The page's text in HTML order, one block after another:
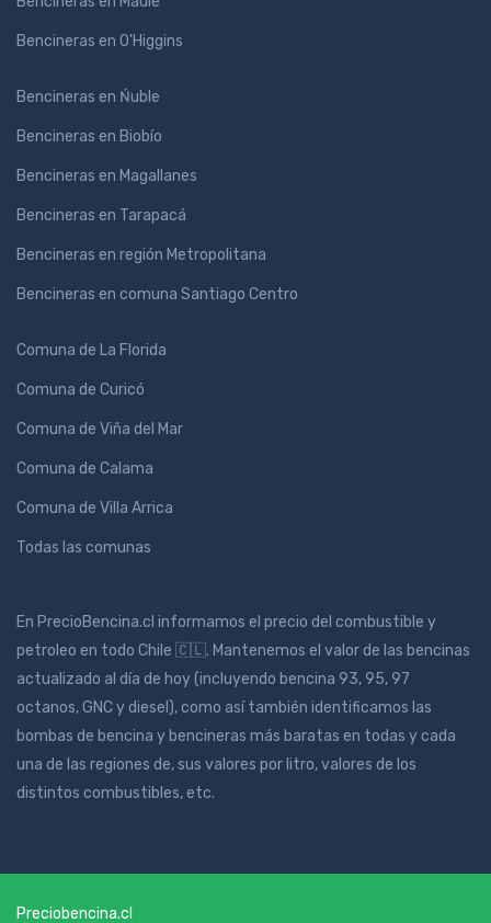
Bencineras en O'Higgins
Bencineras en Ńuble
Bencineras en Biobío
Bencineras en Magallanes
Bencineras en Tarapacá
Bencineras en región Metropolitana
Bencineras en comuna Santiago Centro
Comuna de La Florida
Comuna de Curicó
Comuna de Viña del Mar
Comuna de Calama
Comuna de Villa Arrica
Todas las comunas
En PrecioBencina.cl informamos el precio del combustible y
petroleo en todo Chile 🇨🇱. Mantenemos el valor de las bencinas
actualizado al día de hoy (incluyendo bencina 93, 95, 97
octanos, GNC y diesel), como así también identificamos las
bombas de bencina y bencineras más baratas en todas y cada
una de las regiones de, sus valores por litro, valores de los
distintos combustibles, etc.
Preciobencina.cl